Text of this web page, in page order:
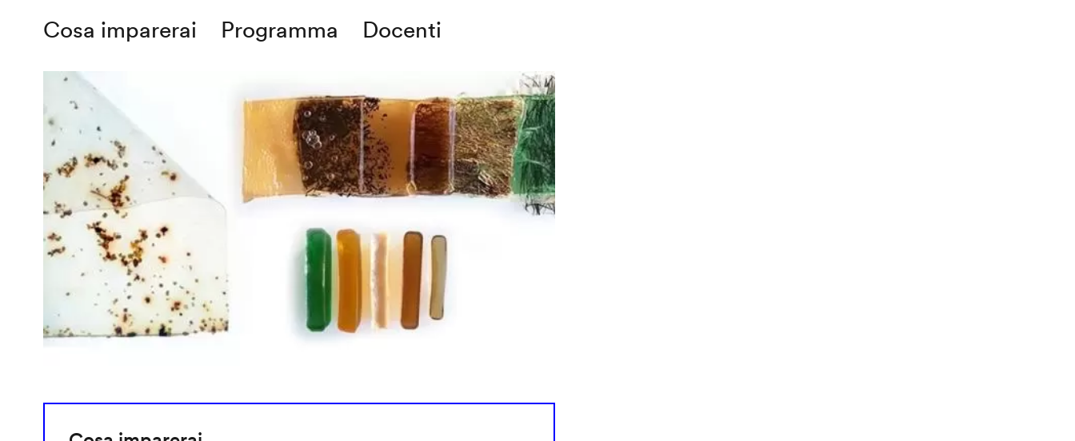
Cosa imparerai Programma Docenti